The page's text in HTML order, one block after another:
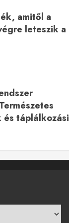
amitől a
leteszik a
és táplálkozási